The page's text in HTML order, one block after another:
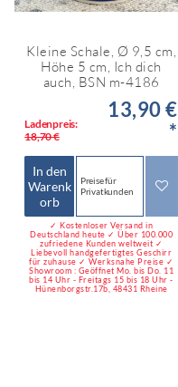
Kleine Schale, Ø 9,5 cm,
Höhe 5 cm, Ich dich
auch, BSN m-4186
Ladenpreis:
18,70 €
13,90 €
*
In den
Warenk
orb
Preise für
Privatkunden
✓ Kostenloser Versand in
Deutschland heute ✓ Über 100.000
zufriedene Kunden weltweit ✓
Liebevoll handgefertigtes Geschirr
für zuhause ✓ Werksnahe Preise ✓
Showroom : Geöffnet Mo. bis Do. 11
bis 14 Uhr - Freitags 15 bis 18 Uhr -
Hünenborgstr.17b, 48431 Rheine